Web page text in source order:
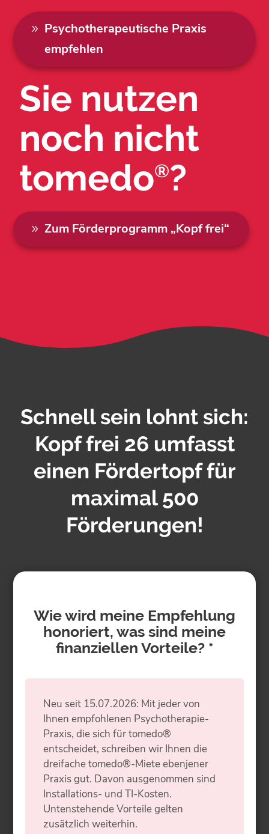
Psychotherapeutische Praxis
empfehlen
Sie nutzen
noch nicht
tomedo®?
Zum Förderprogramm „Kopf frei“
Schnell sein lohnt sich:
Kopf frei 26 umfasst
einen Fördertopf für
maximal 500
Förderungen!
Wie wird meine Empfehlung
honoriert, was sind meine
finanziellen Vorteile? *
Neu seit 15.07.2026: Mit jeder von
Ihnen empfohlenen Psychotherapie-
Praxis, die sich für tomedo®
entscheidet, schreiben wir Ihnen die
dreifache tomedo®-Miete ebenjener
Praxis gut. Davon ausgenommen sind
Installations- undTI-Kosten.
Untenstehende Vorteile gelten
zusätzlich weiterhin.